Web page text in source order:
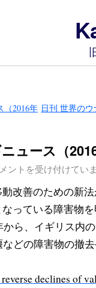
（2016年 日刊 世界の
ュース（
ントを受け付けてい
改善のための新
っている障害物
ら、 イギリス内
どの障害物の撤
declines of